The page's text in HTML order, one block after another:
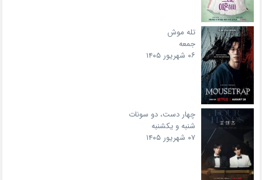
تله موش
جمعه
۰۶ شهریور ۱۴۰۵
چهار دست، دو سونات
شنبه و یکشنبه
۰۷ شهریور ۱۴۰۵